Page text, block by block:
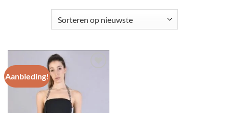
Aanbieding!